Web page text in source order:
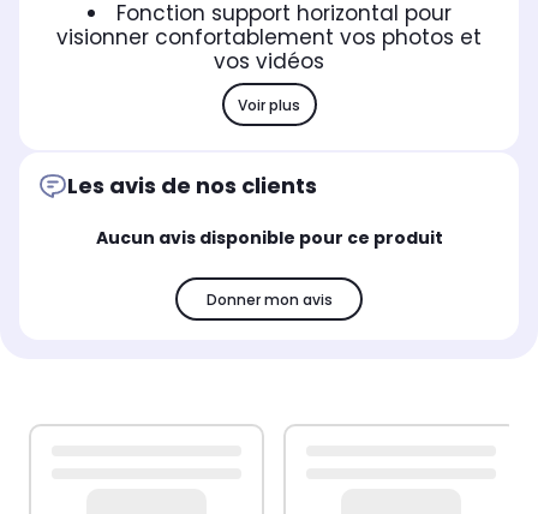
Fonction support horizontal pour
visionner confortablement vos photos et
vos vidéos
Voir plus
Les avis de nos clients
Aucun avis disponible pour ce produit
Donner mon avis